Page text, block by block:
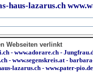
haus-lazarus.ch
Webseiten verlinkt
- www.adorare.ch -
- www.segenskreis.at -
lazarus.ch - www.pater-pio.de